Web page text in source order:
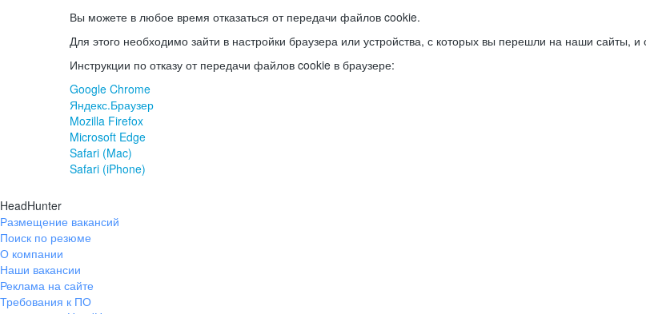
Вы можете в любое время отказаться от передачи файлов cookie.
Для этого необходимо зайти в настройки браузера или устройства, с которых вы перешли на наши сайты,
Инструкции по отказу от передачи файлов cookie в браузере:
Google Chrome
Яндекс.Браузер
Mozilla Firefox
Microsoft Edge
Safari (Mac)
Safari (iPhone)
HeadHunter
Размещение вакансий
Поиск по резюме
О компании
Наши вакансии
Реклама на сайте
Требования к ПО